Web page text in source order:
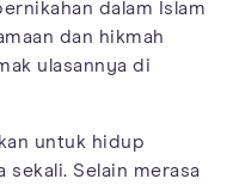
dalam Islam
dan hikmah
ulasannya di
untuk hidup
Selain merasa